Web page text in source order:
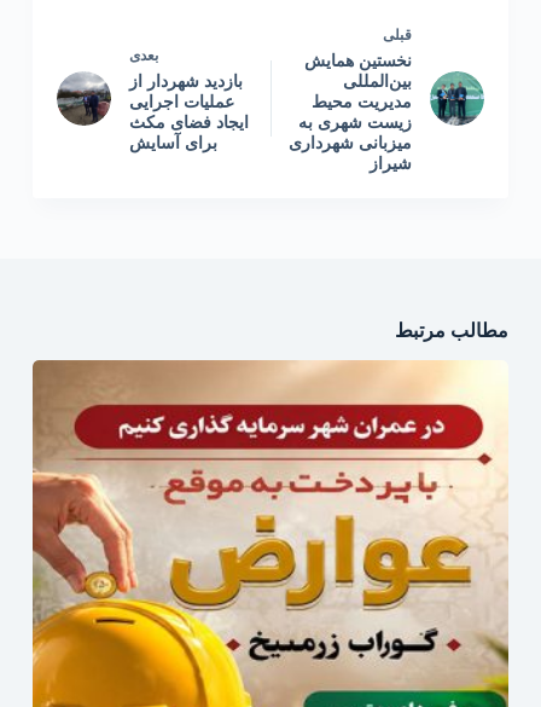
قبلی
نخستین همایش
بین‌المللی
مدیریت محیط
زیست شهری به
میزبانی شهرداری
شیراز
بعدی
بازدید شهردار از
عملیات اجرایی
ایجاد فضای مکث
برای آسایش
مطالب مرتبط